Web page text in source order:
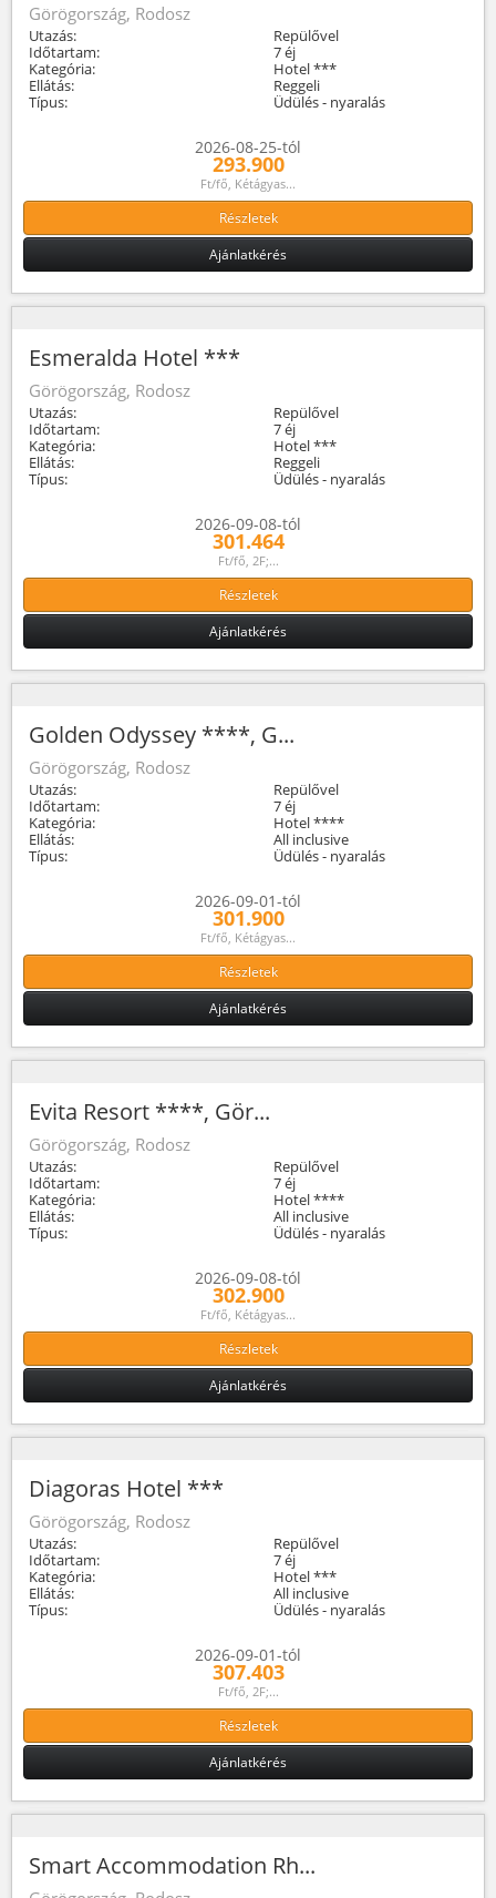
Görögország, Rodosz
Utazás:
Repülővel
Időtartam:
7 éj
Kategória:
Hotel ***
Ellátás:
Reggeli
Típus:
Üdülés - nyaralás
2026-08-25-tól
293.900
Ft/fő, Kétágyas...
Részletek
Ajánlatkérés
Esmeralda Hotel ***
Görögország, Rodosz
Utazás:
Repülővel
Időtartam:
7 éj
Kategória:
Hotel ***
Ellátás:
Reggeli
Típus:
Üdülés - nyaralás
2026-09-08-tól
301.464
Ft/fő, 2F;...
Részletek
Ajánlatkérés
Golden Odyssey ****, G...
Görögország, Rodosz
Utazás:
Repülővel
Időtartam:
7 éj
Kategória:
Hotel ****
Ellátás:
All inclusive
Típus:
Üdülés - nyaralás
2026-09-01-tól
301.900
Ft/fő, Kétágyas...
Részletek
Ajánlatkérés
Evita Resort ****, Gör...
Görögország, Rodosz
Utazás:
Repülővel
Időtartam:
7 éj
Kategória:
Hotel ****
Ellátás:
All inclusive
Típus:
Üdülés - nyaralás
2026-09-08-tól
302.900
Ft/fő, Kétágyas...
Részletek
Ajánlatkérés
Diagoras Hotel ***
Görögország, Rodosz
Utazás:
Repülővel
Időtartam:
7 éj
Kategória:
Hotel ***
Ellátás:
All inclusive
Típus:
Üdülés - nyaralás
2026-09-01-tól
307.403
Ft/fő, 2F;...
Részletek
Ajánlatkérés
Smart Accommodation Rh...